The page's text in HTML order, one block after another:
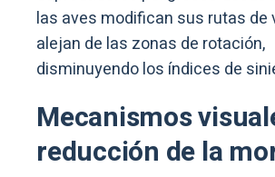
las aves modifican sus rutas de
alejan de las zonas de rotación,
disminuyendo los índices de
Mecanismos
reducción de la